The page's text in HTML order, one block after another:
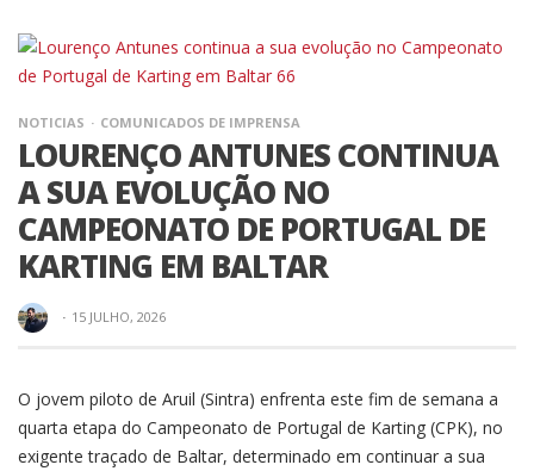
NOTICIAS COMUNICADOS DE IMPRENSA
LOURENÇO ANTUNES CONTINUA
A SUA EVOLUÇÃO NO
CAMPEONATO DE PORTUGAL DE
KARTING EM BALTAR
· 15 JULHO, 2026
O jovem piloto de Aruil (Sintra) enfrenta este fim de semana a
quarta etapa do Campeonato de Portugal de Karting (CPK), no
exigente traçado de Baltar, determinado em continuar a sua